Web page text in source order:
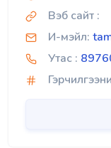
Вэб сайт :
И-мэйл:
Утас :